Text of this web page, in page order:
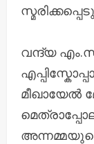
വന്ദ്യ
മീഖായേൽ